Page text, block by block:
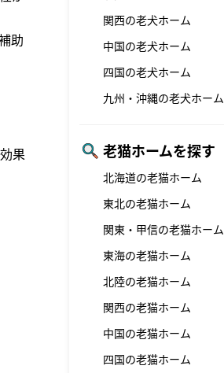
助
果
関西の老犬ホーム
中国の老犬ホーム
四国の老犬ホーム
九州・沖縄の老犬ホーム
老猫ホームを探す
北海道の老猫ホーム
東北の老猫ホーム
関東・甲信の老猫ホーム
東海の老猫ホーム
北陸の老猫ホーム
関西の老猫ホーム
中国の老猫ホーム
四国の老猫ホーム